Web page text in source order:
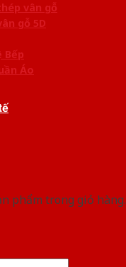
vân gỗ
gỗ 5D
Bếp
Áo
phẩm trong giỏ hàng.